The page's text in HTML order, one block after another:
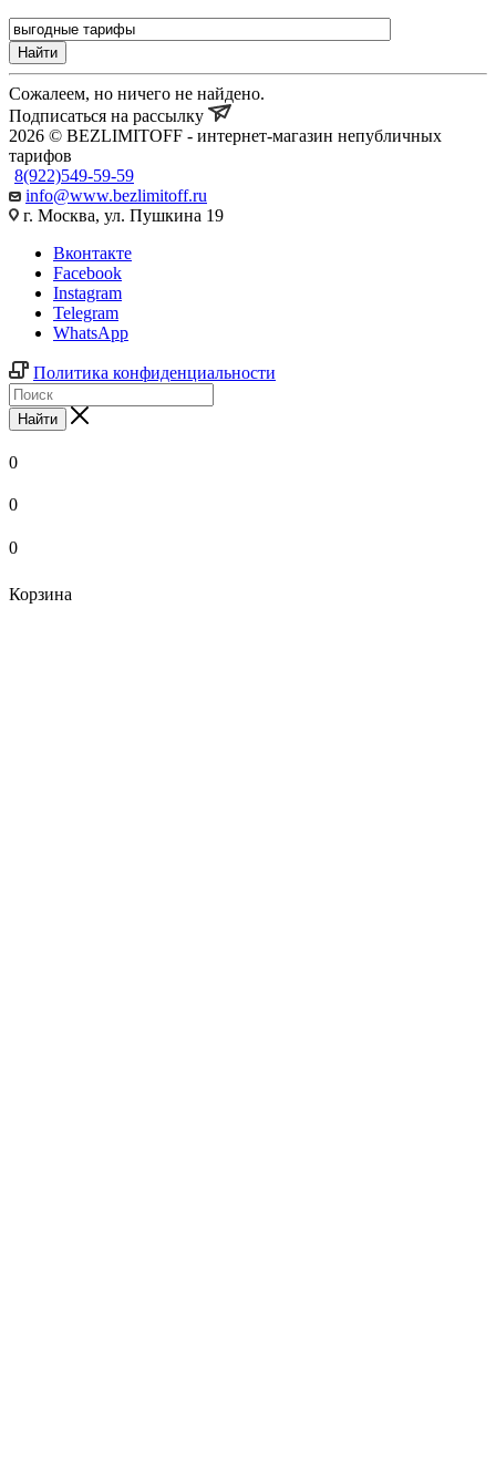
Найти
Сожалеем, но ничего не найдено.
Подписаться на рассылку
2026 © BEZLIMITOFF - интернет-магазин непубличных
тарифов
8(922)549-59-59
info@www.bezlimitoff.ru
г. Москва, ул. Пушкина 19
Вконтакте
Facebook
Instagram
Telegram
WhatsApp
Политика конфиденциальности
Найти
0
0
0
Корзина